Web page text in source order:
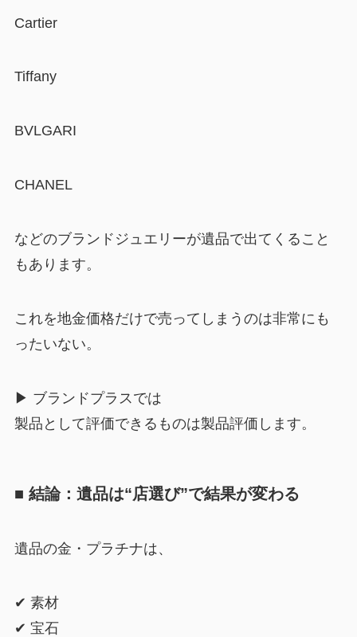
Cartier
Tiffany
BVLGARI
CHANEL
などのブランドジュエリーが遺品で出てくること
もあります。
これを地金価格だけで売ってしまうのは非常にも
ったいない。
▶︎ ブランドプラスでは
製品として評価できるものは製品評価します。
■ 結論：遺品は“店選び”で結果が変わる
遺品の金・プラチナは、
✔ 素材
✔ 宝石